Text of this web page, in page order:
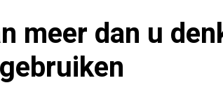
meer dan u